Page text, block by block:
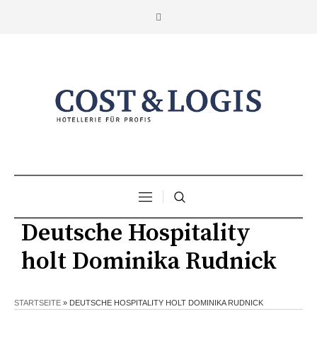
Deutsche Hospitality
holt Dominika Rudnick
STARTSEITE » DEUTSCHE HOSPITALITY HOLT DOMINIKA RUDNICK